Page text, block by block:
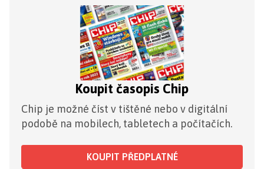
Koupit časopis Chip
Chip je možné číst v tištěné nebo v digitální
podobě na mobilech, tabletech a počítačích.
KOUPIT PŘEDPLATNÉ